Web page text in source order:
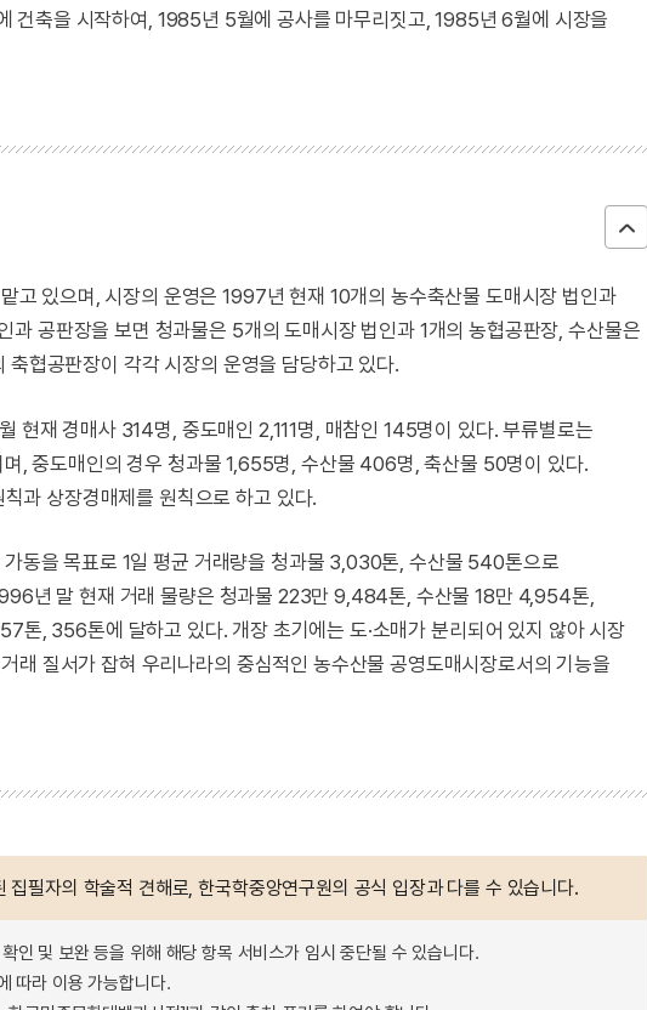
건축을 시작하여, 1985년 5월에 공사를 마무리짓고, 1985년 6월에 시장을
고 있으며, 시장의 운영은 1997년 현재 10개의 농수축산물 도매시장 법인과
공판장을 보면 청과물은 5개의 도매시장 법인과 1개의 농협공판장, 수산물은
협공판장이 각각 시장의 운영을 담당하고 있다.
현재 경매사 314명, 중도매인 2,111명, 매참인 145명이 있다. 부류별로는
, 중도매인의 경우 청과물 1,655명, 수산물 406명, 축산물 50명이 있다.
과 상장경매제를 원칙으로 하고 있다.
동을 목표로 1일 평균 거래량을 청과물 3,030톤, 수산물 540톤으로
년 말 현재 거래 물량은 청과물 223만 9,484톤, 수산물 18만 4,954톤,
, 356톤에 달하고 있다. 개장 초기에는 도·소매가 분리되어 있지 않아 시장
래 질서가 잡혀 우리나라의 중심적인 농수산물 공영도매시장로서의 기능을
필자의 학술적 견해로, 한국학중앙연구원의 공식 입장과 다를 수 있습니다.
인 및 보완 등을 위해 해당 항목 서비스가 임시 중단될 수 있습니다.
따라 이용 가능합니다.